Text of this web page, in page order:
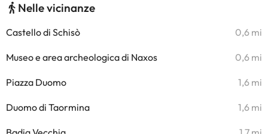
Nelle vicinanze
Castello di Schisò 0,6 mi
Museo e area archeologica di Naxos 0,6 mi
Piazza Duomo 1,6 mi
Duomo di Taormina 1,6 mi